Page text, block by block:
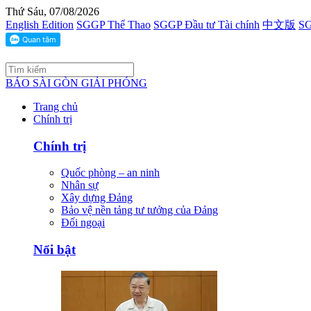
Thứ Sáu, 07/08/2026
English Edition SGGP Thể Thao SGGP Đầu tư Tài chính 中文版
BÁO SÀI GÒN GIẢI PHÓNG
Trang chủ
Chính trị
Chính trị
Quốc phòng – an ninh
Nhân sự
Xây dựng Đảng
Bảo vệ nền tảng tư tưởng của Đảng
Đối ngoại
Nổi bật